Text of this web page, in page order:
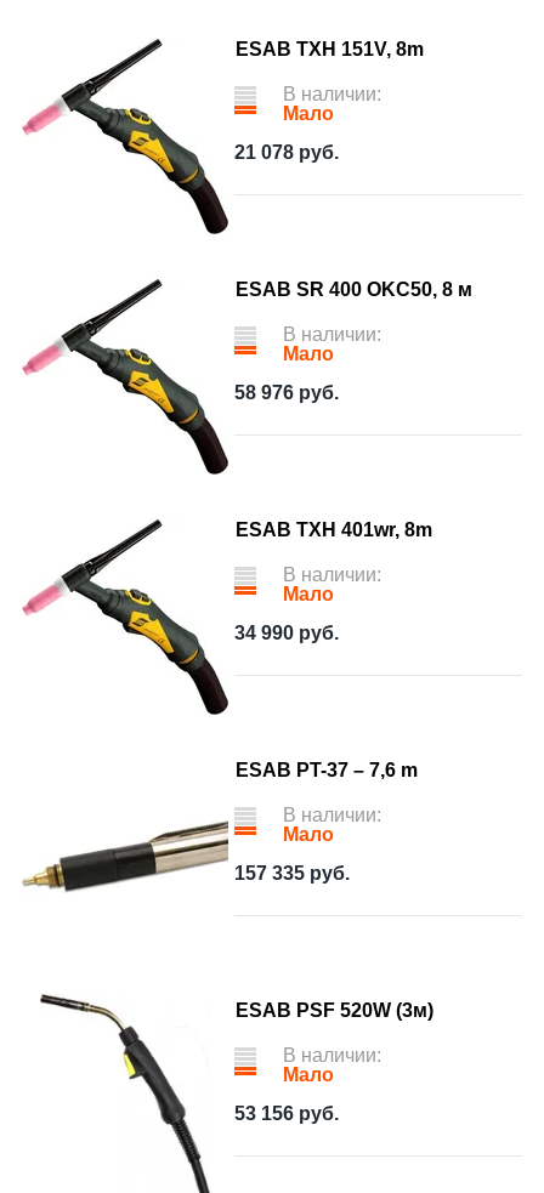
ESAB TXH 151V, 8m
В наличии:
Мало
21 078 руб.
ESAB SR 400 OKC50, 8 м
В наличии:
Мало
58 976 руб.
ESAB TXH 401wr, 8m
В наличии:
Мало
34 990 руб.
ESAB PT-37 – 7,6 m
В наличии:
Мало
157 335 руб.
ESAB PSF 520W (3м)
В наличии:
Мало
53 156 руб.